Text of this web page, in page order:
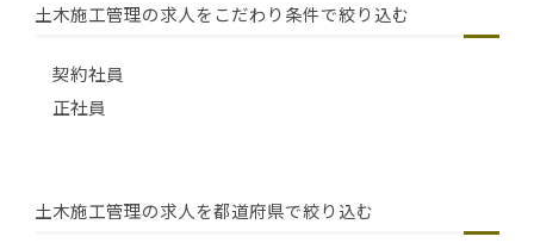
土木施工管理の求人をこだわり条件で絞り込む
契約社員
正社員
土木施工管理の求人を都道府県で絞り込む